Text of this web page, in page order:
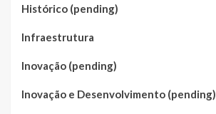
Histórico (pending)
Infraestrutura
Inovação (pending)
Inovação e Desenvolvimento (pending)